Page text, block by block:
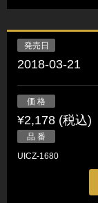
発売日
2018-03-21
価 格
¥2,178 (税込)
品 番
UICZ-1680